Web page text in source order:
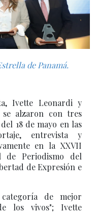
de Panamá.
Ivette Leonardi y
alzaron con tres
18 de mayo en las
entrevista y
en la XXVII
de Periodismo del
de Expresión e
de mejor
los vivos"; Ivette